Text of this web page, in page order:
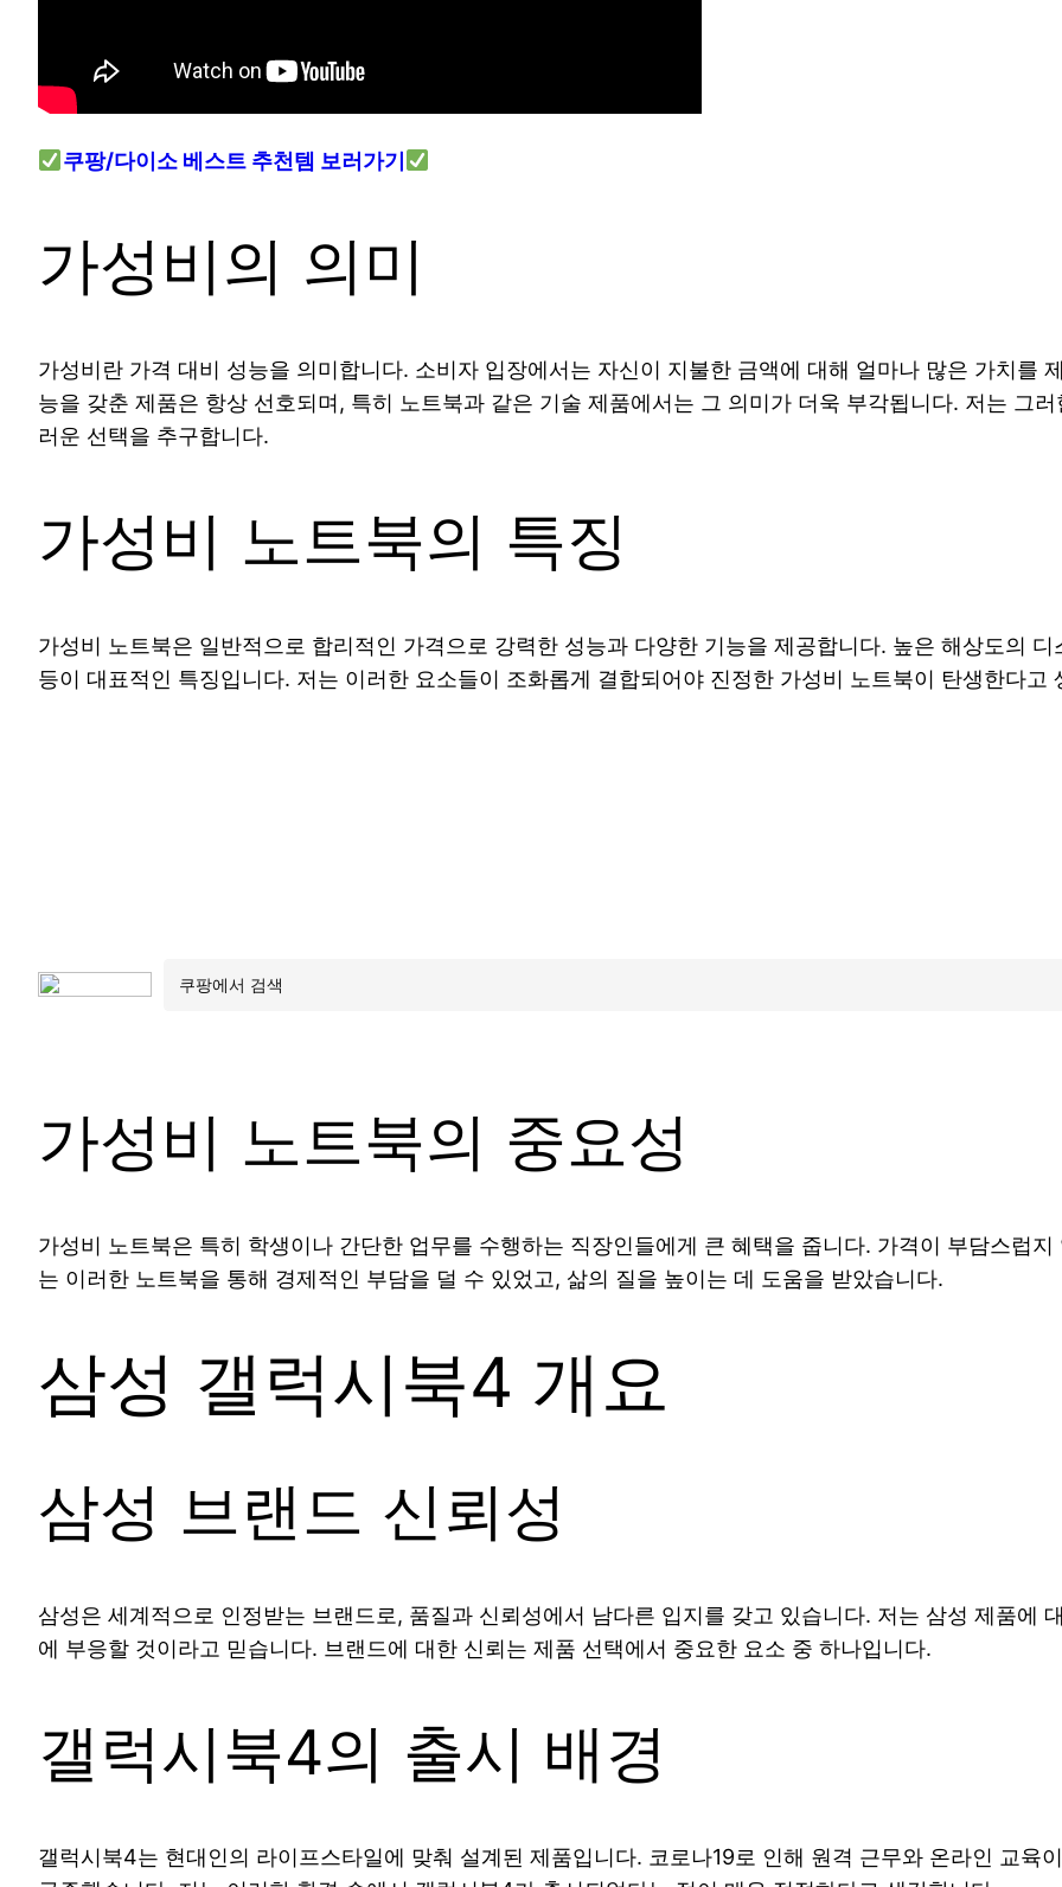
쿠팡/다이소 베스트 추천템 보러가기
가성비의 의미
가성비란 가격 대비 성능을 의미합니다. 소비자 입장에서는 자신이 지불한 금액에 대해 얼마나 많은 가치를
능을 갖춘 제품은 항상 선호되며, 특히 노트북과 같은 기술 제품에서는 그 의미가 더욱 부각됩니다. 저는 그
러운 선택을 추구합니다.
가성비 노트북의 특징
가성비 노트북은 일반적으로 합리적인 가격으로 강력한 성능과 다양한 기능을 제공합니다. 높은 해상도의
등이 대표적인 특징입니다. 저는 이러한 요소들이 조화롭게 결합되어야 진정한 가성비 노트북이 탄생한다고
가성비 노트북의 중요성
가성비 노트북은 특히 학생이나 간단한 업무를 수행하는 직장인들에게 큰 혜택을 줍니다. 가격이 부담스럽
는 이러한 노트북을 통해 경제적인 부담을 덜 수 있었고, 삶의 질을 높이는 데 도움을 받았습니다.
삼성 갤럭시북4 개요
삼성 브랜드 신뢰성
삼성은 세계적으로 인정받는 브랜드로, 품질과 신뢰성에서 남다른 입지를 갖고 있습니다. 저는 삼성 제품에
에 부응할 것이라고 믿습니다. 브랜드에 대한 신뢰는 제품 선택에서 중요한 요소 중 하나입니다.
갤럭시북4의 출시 배경
갤럭시북4는 현대인의 라이프스타일에 맞춰 설계된 제품입니다. 코로나19로 인해 원격 근무와 온라인 교육